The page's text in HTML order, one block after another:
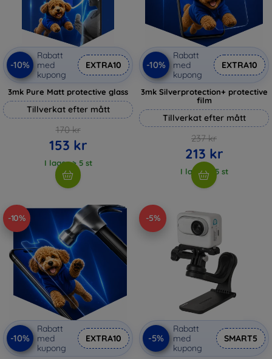
-10%
Rabatt
med
kupong
EXTRA10
3mk Pure Matt protective glass
Tillverkat efter mått
170 kr
153 kr
I lager > 5 st
-10%
Rabatt
med
kupong
EXTRA10
3mk Silverprotection+ protective
film
Tillverkat efter mått
237 kr
213 kr
I lager > 5 st
-10%
-10%
Rabatt
med
kupong
EXTRA10
-5%
-5%
Rabatt
med
kupong
SMART5